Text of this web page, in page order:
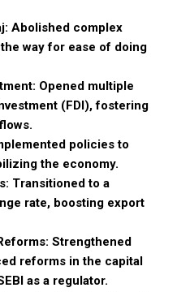
Abolished complex
way for ease of doing
Opened multiple
(FDI), fostering
policies to
the economy.
Transitioned to a
rate, boosting export
Strengthened
reforms in the capital
as a regulator.